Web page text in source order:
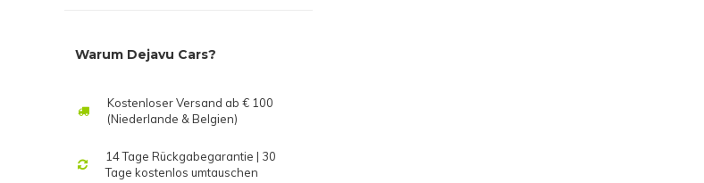
Warum Dejavu Cars?
Kostenloser Versand ab € 100
(Niederlande & Belgien)
14 Tage Rückgabegarantie | 30
Tage kostenlos umtauschen